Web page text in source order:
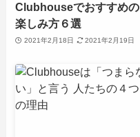
Clubhouseでおすすめの
楽しみ方６選
2021年2月18日 2021年2月19日